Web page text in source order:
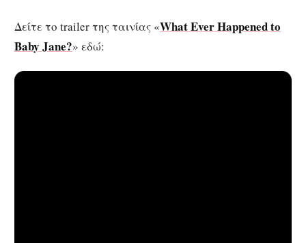
Δείτε το trailer της ταινίας «What Ever Happened to
Baby Jane?» εδώ: